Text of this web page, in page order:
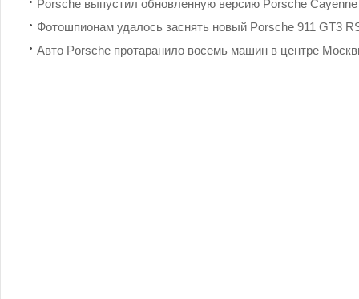
Porsche выпустил обновленную версию Porsche Cayenne
Фотошпионам удалось заснять новый Porsche 911 GT3
Авто Porsche протаранило восемь машин в центре